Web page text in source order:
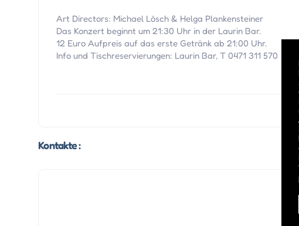
Art Directors: Michael Lösch & Helga Plankensteiner
Das Konzert beginnt um 21:30 Uhr in der Laurin Bar.
12 Euro Aufpreis auf das erste Getränk ab 21:00 Uhr.
Info und Tischreservierungen: Laurin Bar, T 0471 311 570
Kontakte :